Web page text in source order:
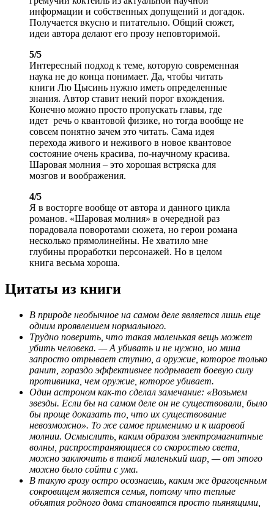
информации и собственных допущений и догадок.
Получается вкусно и питательно. Общий сюжет,
идеи автора делают его прозу неповторимой.
5/5
Интересный подход к теме, которую современная
наука не до конца понимает. Да, чтобы читать
книги Лю Цысинь нужно иметь определенные
знания. Автор ставит некий порог вхождения.
Конечно можно просто пропускать главы, где
идет речь о квантовой физике, но тогда вообще не
совсем понятно зачем это читать. Сама идея
перехода живого и неживого в новое квантовое
состояние очень красива, по-научному красива.
Шаровая молния – это хорошая встряска для
мозгов и воображения.
4/5
Я в восторге вообще от автора и данного цикла
романов. «Шаровая молния» в очередной раз
порадовала поворотами сюжета, но герои романа
несколько прямолинейны. Не хватило мне
глубины проработки персонажей. Но в целом
книга весьма хороша.
Цитаты из книги
В природе необычное на самом деле является лишь еще
одним проявлением нормального.
Трудно поверить, что такая маленькая вещь может
убить человека. — А убивать и не нужно, но мина
запросто отрывает ступню, а оружие, которое только
ранит, гораздо эффективнее подрывает боевую силу
противника, чем оружие, которое убивает.
Один астроном как-то сделал замечание: «Возьмем
звезды. Если бы на самом деле он не существовали, было
бы проще доказать то, что их существование
невозможно». То же самое применимо и к шаровой
молнии. Осмыслить, каким образом электромагнитные
волны, распространяющиеся со скоростью света,
можно заключить в такой маленький шар, — от этого
можно было сойти с ума.
В такую грозу остро осознаешь, каким же драгоценным
сокровищем является семья, потому что теплые
объятия родного дома становятся просто пьянящими,